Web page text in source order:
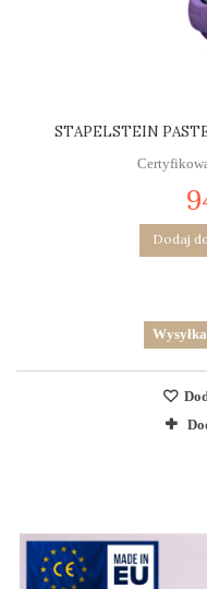
STAPELSTEIN
Dodaj